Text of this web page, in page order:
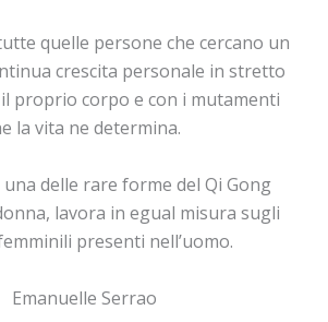
quelle persone che cercano un
crescita personale in stretto
proprio corpo e con i mutamenti
la vita ne determina.
delle rare forme del Qi Gong
lavora in egual misura sugli
presenti nell’uomo.
Emanuelle Serrao